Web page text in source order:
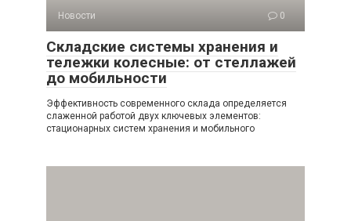
Новости 0
Складские системы хранения и
тележки колесные: от стеллажей
до мобильности
Эффективность современного склада определяется
слаженной работой двух ключевых элементов:
стационарных систем хранения и мобильного